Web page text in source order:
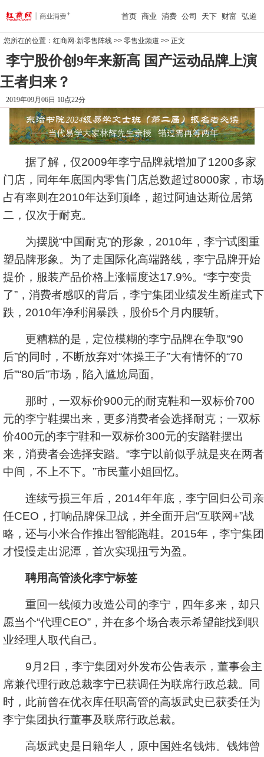
首页 商业 消费 公司 天下 财富 弘道
您所在的位置： 红商网·新零售阵线 >> 零售业频道 >> 正文
李宁股价创9年来新高 国产运动品牌上演
王者归来？
2019年09月06日 10点22分
据了解，仅2009年李宁品牌就增加了1200多家
门店，同年年底国内零售门店总数超过8000家，市场
占有率则在2010年达到顶峰，超过阿迪达斯位居第
二，仅次于耐克。
为摆脱“中国耐克”的形象，2010年，李宁试图重
塑品牌形象。为了走国际化高端路线，李宁品牌开始
提价，服装产品价格上涨幅度达17.9%。“李宁变贵
了”，消费者感叹的背后，李宁集团业绩发生断崖式下
跌，2010年净利润暴跌，股价5个月内腰斩。
更糟糕的是，定位模糊的李宁品牌在争取“90
后”的同时，不断放弃对“体操王子”大有情怀的“70
后”“80后”市场，陷入尴尬局面。
那时，一双标价900元的耐克鞋和一双标价700
元的李宁鞋摆出来，更多消费者会选择耐克；一双标
价400元的李宁鞋和一双标价300元的安踏鞋摆出
来，消费者会选择安踏。“李宁以前似乎就是夹在两者
中间，不上不下。”市民董小姐回忆。
连续亏损三年后，2014年年底，李宁回归公司亲
任CEO，打响品牌保卫战，并全面开启“互联网+”战
略，还与小米合作推出智能跑鞋。2015年，李宁集团
才慢慢走出泥潭，首次实现扭亏为盈。
聘用高管淡化李宁标签
重回一线倾力改造公司的李宁，四年多来，却只
愿当个“代理CEO”，并在多个场合表示希望能找到职
业经理人取代自己。
9月2日，李宁集团对外发布公告表示，董事会主
席兼代理行政总裁李宁已获调任为联席行政总裁。同
时，此前曾在优衣库任职高管的高坂武史已获委任为
李宁集团执行董事及联席行政总裁。
高坂武史是日籍华人，原中国姓名钱炜。钱炜曾